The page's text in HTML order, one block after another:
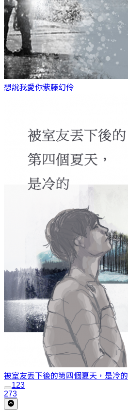
想說我愛你紫藤幻伶
被室友丟下後的第四個夏天，是冷的
123
273